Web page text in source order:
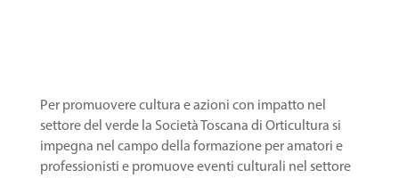
Per promuovere cultura e azioni con impatto nel
settore del verde la Società Toscana di Orticultura si
impegna nel campo della formazione per amatori e
professionisti e promuove eventi culturali nel settore